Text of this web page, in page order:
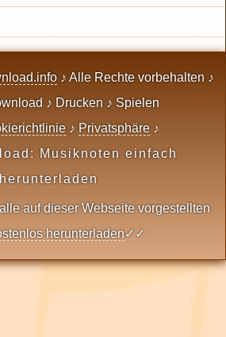
♪ Alle Rechte vorbehalten ♪
♪ Drucken ♪ Spielen
♪ Privatsphäre ♪
Musiknoten einfach
herunterladen
auf dieser Webseite vorgestellten
herunterladen✓✓